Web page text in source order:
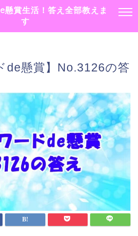
懸賞生活！答え全部教えま
す
de懸賞】No.3126の答